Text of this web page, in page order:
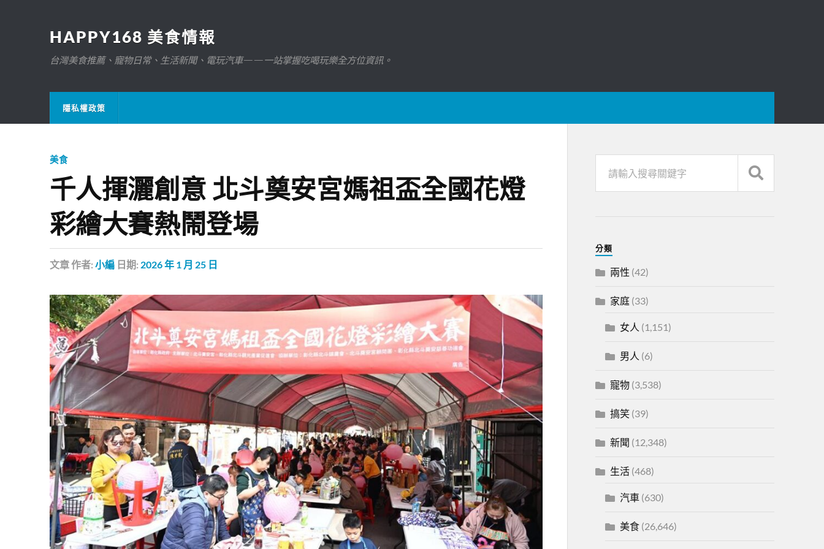
HAPPY168 美食情報
台灣美食推薦、寵物日常、生活新聞、電玩汽車——一站掌握吃喝玩樂全方位資訊。
隱私權政策
美食
千人揮灑創意 北斗奠安宮媽祖盃全國花燈
彩繪大賽熱鬧登場
文章作者: 小編 日期: 2026 年 1 月 25 日
分類
兩性 (42)
家庭(33)
女人 (1,151)
男人 (6)
寵物(3,538)
搞笑(39)
新聞 (12,348)
生活(468)
汽車(630)
美食(26,646)